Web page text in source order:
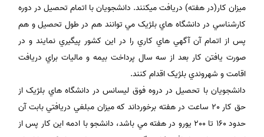
ميزان کار(در هفته) دريافت ميکنند. دانشجويان با اتمام تحصيل در دوره
کارشناسي در دانشگاه هاي بلژيک مي توانند هم در طول تحصيل و هم
پس از اتمام آن آگهي هاي کاري را در اين کشور پيگيري نمايند و در
صورت يافتن کار بعد از سه سال پرداخت بيمه و ماليات براي دريافت
اقامت و شهروندي بلژيک اقدام کنند.
دانشجويان با تحصيل در دروه فوق ليسانس در دانشگاه هاي بلژيک از
حق کار 20 ساعت در هفته برخورداند که ميزان مبلغي دريافتي بابت آن
حدود 160 تا 200 يورو در هفته مي باشد، دانشجو با ادمه اين کار پس از